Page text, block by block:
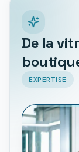
De la
EXPERTISE